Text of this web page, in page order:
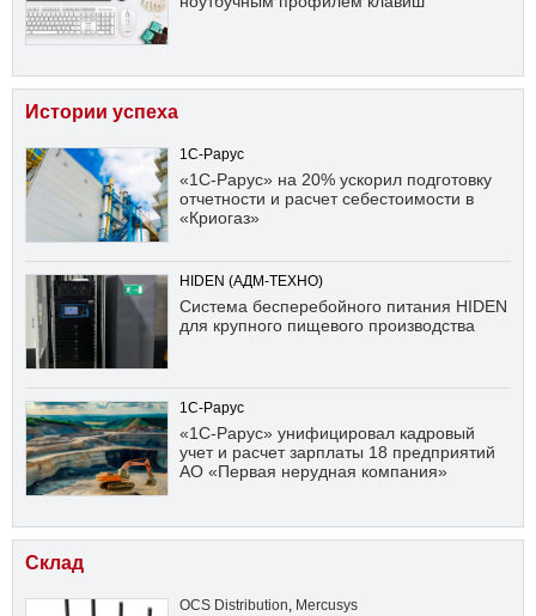
Истории успеха
1С-Рарус
«1С-Рарус» на 20% ускорил подготовку
отчетности и расчет себестоимости в
«Криогаз»
HIDEN (АДМ-ТЕХНО)
Система бесперебойного питания HIDEN
для крупного пищевого производства
1С-Рарус
«1С-Рарус» унифицировал кадровый
учет и расчет зарплаты 18 предприятий
АО «Первая нерудная компания»
Склад
OCS Distribution, Mercusys